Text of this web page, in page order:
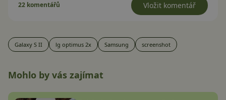
22 komentářů Vložit komentář
Galaxy S II lg optimus 2x Samsung screenshot
Mohlo by vás zajímat